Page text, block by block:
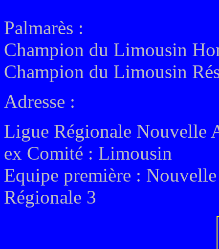
Palmarès :
Champion du Limousin
Champion du Limousin
Adresse :
Ligue Régionale Nouvelle
ex Comité : Limousin
Equipe première :
Régionale 3